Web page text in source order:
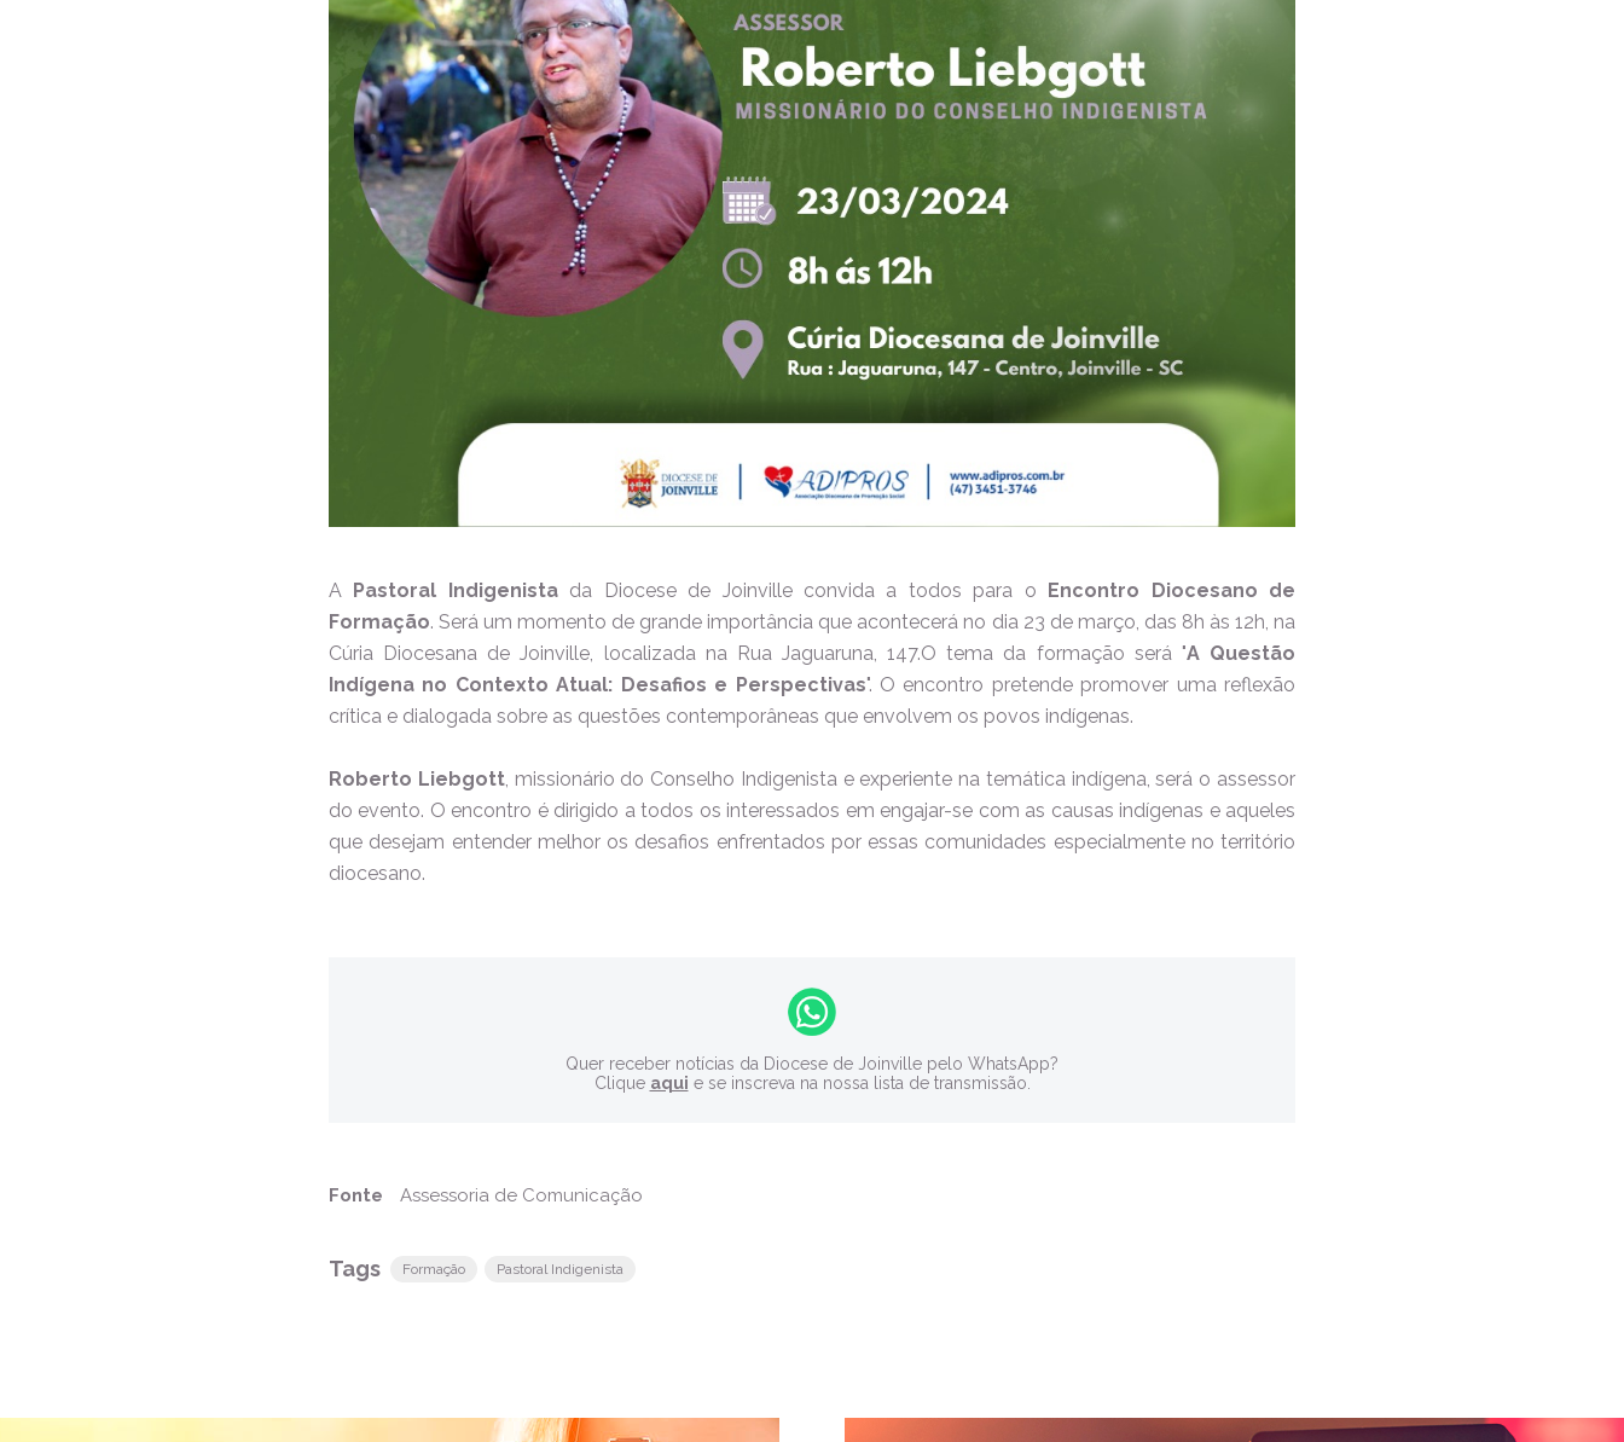
A Pastoral Indigenistada Diocese de Joinville convida a todos para o Encontro Diocesano de
Formação. Será um momento de grande importância que acontecerá no dia 23 de março, das 8h às 12h, na
Cúria Diocesana de Joinville, localizada na Rua Jaguaruna, 147.O tema da formação será "A Questão
Indígena no Contexto Atual: Desafios e Perspectivas". O encontro pretende promover uma reflexão
crítica e dialogada sobre as questões contemporâneas que envolvem os povos indígenas.
Roberto Liebgott, missionário do Conselho Indigenista e experiente na temática indígena, será o assessor
do evento. O encontro é dirigido a todos os interessados em engajar-se com as causas indígenas e aqueles
que desejam entender melhor os desafios enfrentados por essas comunidades especialmente no território
diocesano.
Quer receber notícias da Diocese de Joinville pelo WhatsApp?
Clique aqui e se inscreva na nossa lista de transmissão.
Fonte Assessoria de Comunicação
Tags Formação Pastoral Indigenista